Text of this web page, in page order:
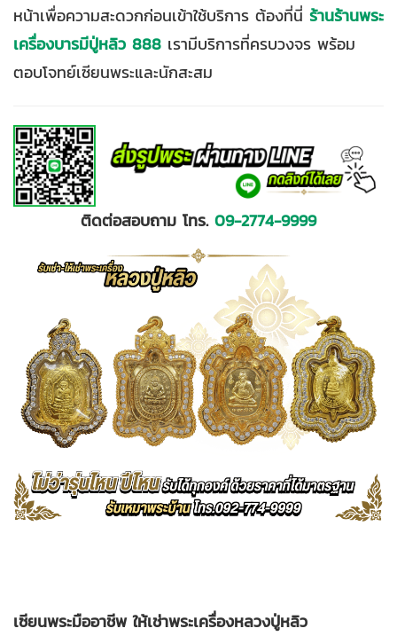
หน้าเพื่อความสะดวกก่อนเข้าใช้บริการ ต้องที่นี่ ร้านร้านพระ
เครื่องบารมีปู่หลิว 888 เรามีบริการที่ครบวงจร พร้อม
ตอบโจทย์เซียนพระและนักสะสม
ติดต่อสอบถาม โทร. 09-2774-9999
เซียนพระมืออาชีพ ให้เช่าพระเครื่องหลวงปู่หลิว